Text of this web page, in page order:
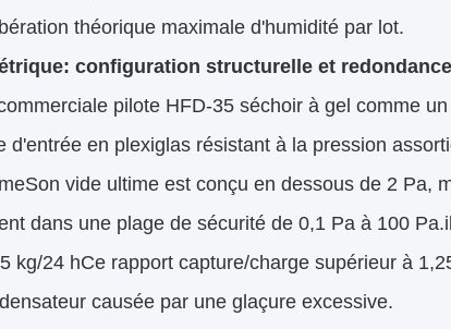
théorique maximale d'humidité par lot.
configuration structurelle et
pilote HFD-35 séchoir à gel comme
d'entrée en plexiglas résistant à la pression
vide ultime est conçu en dessous de 2 Pa,
dans une plage de sécurité de 0,1 Pa à 100
kg/24 hCe rapport capture/charge supérieur à
causée par une glaçure excessive.